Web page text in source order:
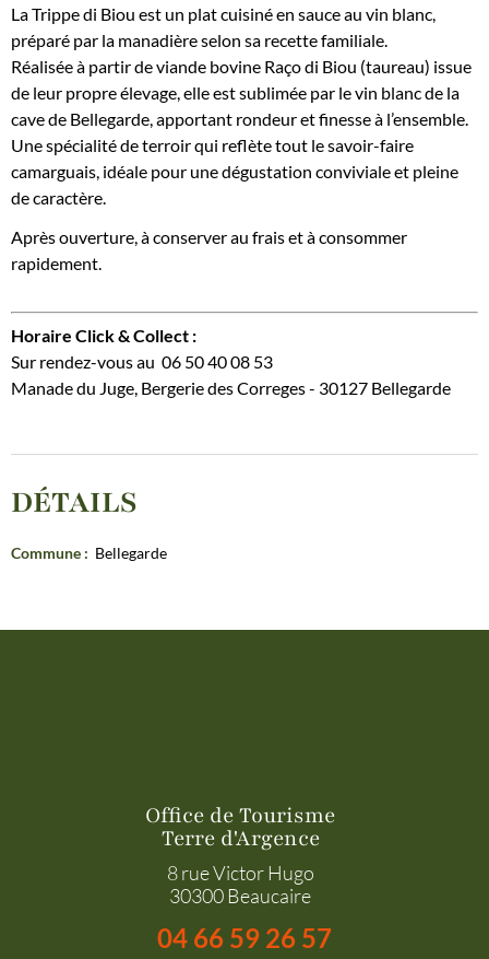
La Trippe di Biou est un plat cuisiné en sauce au vin blanc,
préparé par la manadière selon sa recette familiale.
Réalisée à partir de viande bovine Raço di Biou (taureau) issue
de leur propre élevage, elle est sublimée par le vin blanc de la
cave de Bellegarde, apportant rondeur et finesse à l’ensemble.
Une spécialité de terroir qui reflète tout le savoir-faire
camarguais, idéale pour une dégustation conviviale et pleine
de caractère.
Après ouverture, à conserver au frais et à consommer
rapidement.
Horaire Click & Collect :
Sur rendez-vous au 06 50 40 08 53
Manade du Juge, Bergerie des Correges - 30127 Bellegarde
DÉTAILS
Commune : Bellegarde
Office de Tourisme
Terre d'Argence
8 rue Victor Hugo
30300 Beaucaire
04 66 59 26 57